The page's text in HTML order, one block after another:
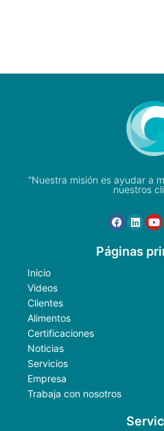
“Nuestra misión es ayudar a
nuestros
Páginas
Inicio
Videos
Clientes
Alimentos
Certificaciones
Noticias
Servicios
Empresa
Trabaja con nosotros